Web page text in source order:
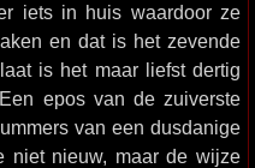
iets in huis waardoor ze
en dat is het zevende
is het maar liefst dertig
epos van de zuiverste
van een dusdanige
niet nieuw, maar de wijze